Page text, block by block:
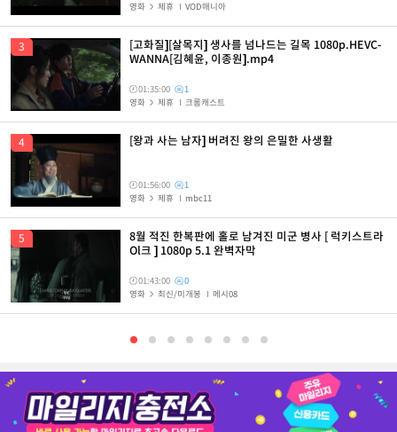
영화
제휴 VOD매니아
[고화질][살목지] 생사를 넘나드는 길목 1080p.HEVC-
WANNA[김혜윤, 이종원].mp4
01:35:00
1
영화
제휴 크롬캐스트
[왕과 사는 남자] 버려진 왕의 은밀한 사생활
01:56:00
1
영화
제휴 mbc11
8월 적진 한복판에 홀로 남겨진 미군 병사 [ 럭키스트라
Ol크 ] 1080p 5.1 완벽자막
01:43:00
0
영화
최신/미개봉 메시08